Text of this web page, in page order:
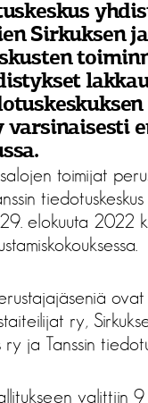
Sirkuksen
varsinaisesti
toimijat
elokuuta 2022
ovat
ry,
ja Tanssin
valittiin